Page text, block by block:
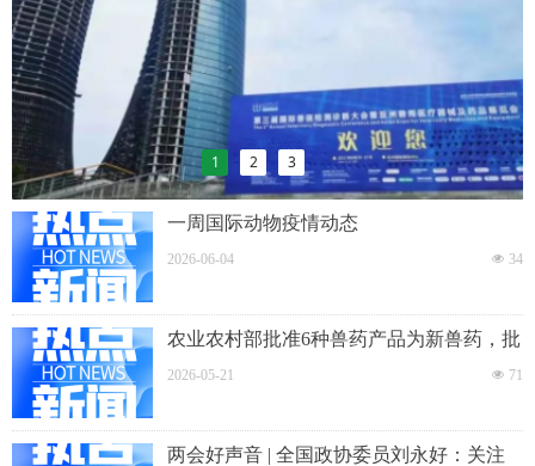
一周国际动物疫情动态
넶 34
2026-06-04
农业农村部批准6种兽药产品为新兽药，批
更注册
넶 71
2026-05-21
两会好声音 | 全国政协委员刘永好：关注
1 2 3